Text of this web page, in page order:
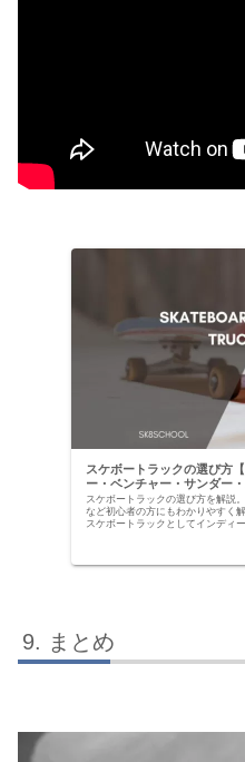
スケボートラックの選び方
ー・ベンチャー・サンダー
スケボートラックの選び方を解説
など初心者の方にもわかりやすく
スケボートラックとしてインディ
の人気スケボートラックを紹介。
まとめ